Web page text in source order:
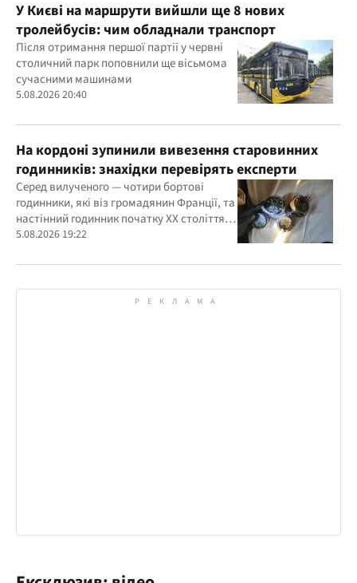
У Києві на маршрути вийшли ще 8 нових
тролейбусів: чим обладнали транспорт
Після отримання першої партії у червні
столичний парк поповнили ще вісьмома
сучасними машинами
5.08.2026 20:40
На кордоні зупинили вивезення старовинних
годинників: знахідки перевірять експерти
Серед вилученого — чотири бортові
годинники, які віз громадянин Франції, та
настінний годинник початку ХХ століття,
знайдений в автомобілі українця
5.08.2026 19:22